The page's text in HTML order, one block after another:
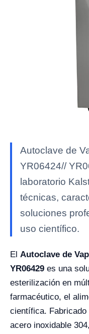
Autoclave de
YR06424//
laboratorio
técnicas,
soluciones
uso científico.
El Autoclave de
YR06429 es una
esterilización en
farmacéutico, el
científica.
acero inoxidable